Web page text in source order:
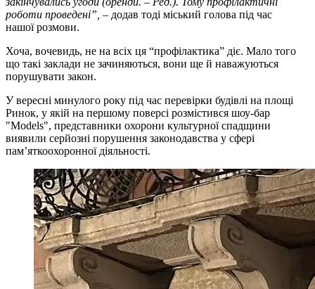
роботи проведені”, – додав тоді міський голова під час
нашої розмови.
Хоча, вочевидь, не на всіх ця “профілактика” діє. Мало того
що такі заклади не зачиняються, вони ще й наважуються
порушувати закон.
У вересні минулого року під час перевірки будівлі на площі
Ринок, у якій на першому поверсі розмістився шоу-бар
"Models", представники охорони культурної спадщини
виявили серйозні порушення законодавства у сфері
пам’яткоохоронної діяльності.